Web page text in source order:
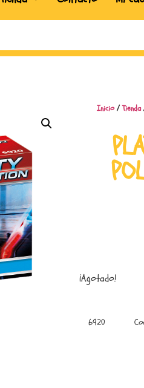
Inicio/Tienda
¡Agotado!
6920